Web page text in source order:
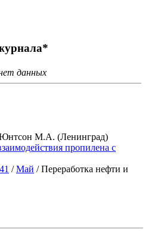
данных
М.А. (Ленинград)
пропилена с
/Май / Переработка нефти и